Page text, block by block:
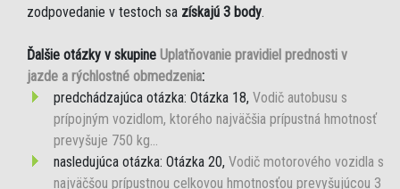
zodpovedanie v testoch sa získajú 3 body.
Ďalšie otázky v skupine Uplatňovanie pravidiel prednosti v
jazde a rýchlostné obmedzenia:
predchádzajúca otázka: Otázka 18, Vodič autobusu s
prípojným vozidlom, ktorého najväčšia prípustná hmotnosť
prevyšuje 750 kg...
nasledujúca otázka: Otázka 20, Vodič motorového vozidla s
najväčšou prípustnou celkovou hmotnosťou prevyšujúcou 3